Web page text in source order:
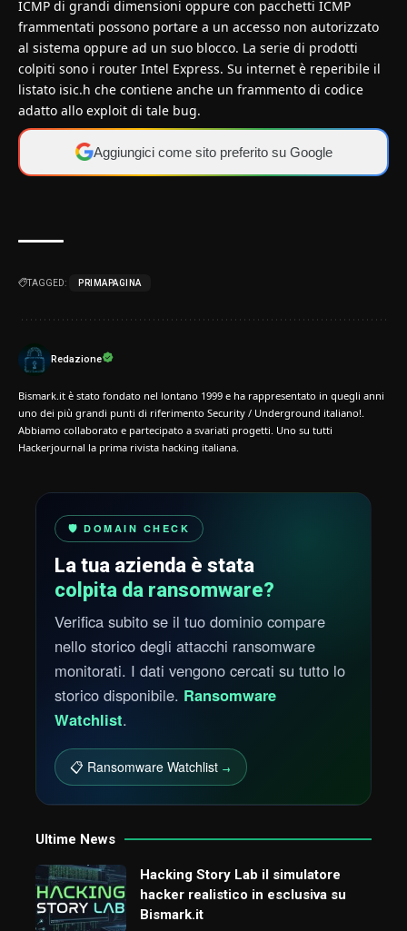
ICMP di grandi dimensioni oppure con pacchetti ICMP
frammentati possono portare a un accesso non autorizzato
al sistema oppure ad un suo blocco. La serie di prodotti
colpiti sono i router Intel Express. Su internet è reperibile il
listato isic.h che contiene anche un frammento di codice
adatto allo exploit di tale bug.
Aggiungici come sito preferito su Google
TAGGED: PRIMAPAGINA
Redazione
Bismark.it è stato fondato nel lontano 1999 e ha rappresentato in quegli anni
uno dei più grandi punti di riferimento Security / Underground italiano!.
Abbiamo collaborato e partecipato a svariati progetti. Uno su tutti
Hackerjournal la prima rivista hacking italiana.
🛡️ DOMAIN CHECK
La tua azienda è stata
colpita da ransomware?
Verifica subito se il tuo dominio compare
nello storico degli attacchi ransomware
monitorati. I dati vengono cercati su tutto lo
storico disponibile. Ransomware
Watchlist.
📋 Ransomware Watchlist →
Ultime News
Hacking Story Lab il simulatore
hacker realistico in esclusiva su
Bismark.it